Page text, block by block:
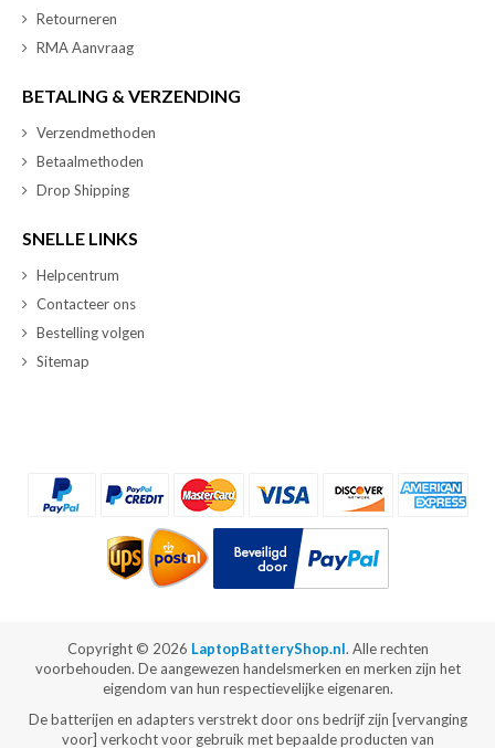
Retourneren
RMA Aanvraag
BETALING & VERZENDING
Verzendmethoden
Betaalmethoden
Drop Shipping
SNELLE LINKS
Helpcentrum
Contacteer ons
Bestelling volgen
Sitemap
Copyright © 2026 LaptopBatteryShop.nl. Alle rechten
voorbehouden. De aangewezen handelsmerken en merken zijn het
eigendom van hun respectievelijke eigenaren.
De batterijen en adapters verstrekt door ons bedrijf zijn [vervanging
voor] verkocht voor gebruik met bepaalde producten van